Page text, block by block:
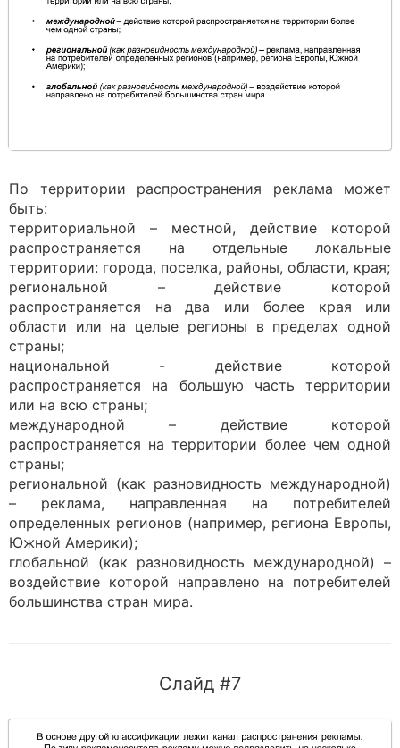
По территории распространения реклама может
быть:
территориальной – местной, действие которой
распространяется на отдельные локальные
территории: города, поселка, районы, области, края;
региональной – действие которой
распространяется на два или более края или
области или на целые регионы в пределах одной
страны;
национальной - действие которой
распространяется на большую часть территории
или на всю страны;
международной – действие которой
распространяется на территории более чем одной
страны;
региональной (как разновидность международной)
– реклама, направленная на потребителей
определенных регионов (например, региона Европы,
Южной Америки);
глобальной (как разновидность международной) –
воздействие которой направлено на потребителей
большинства стран мира.
Слайд #7